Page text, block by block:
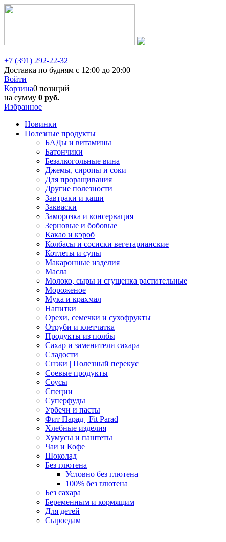
+7 (391) 292-22-32
Доставка по будням с 12:00 до 20:00
Войти
Корзина0 позиций
на сумму 0 руб.
Избранное
Новинки
Полезные продукты
БАДы и витамины
Батончики
Безалкогольные вина
Джемы, сиропы и соки
Для проращивания
Другие полезности
Завтраки и каши
Закваски
Заморозка и консервация
Зерновые и бобовые
Какао и кэроб
Колбасы и сосиски вегетарианские
Котлеты и супы
Макаронные изделия
Масла
Молоко, сыры и сгущенка растительные
Мороженое
Мука и крахмал
Напитки
Орехи, семечки и сухофрукты
Отруби и клетчатка
Продукты из полбы
Сахар и заменители сахара
Сладости
Снэки | Полезный перекус
Соевые продукты
Соусы
Специи
Суперфуды
Урбечи и пасты
Фит Парад | Fit Parad
Хлебные изделия
Хумусы и паштеты
Чаи и Кофе
Шоколад
Без глютена
Условно без глютена
100% без глютена
Без сахара
Беременным и кормящим
Для детей
Сыроедам